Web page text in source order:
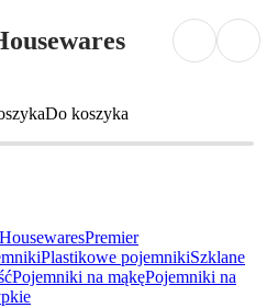
Do koszyka
Premier
Plastikowe pojemnikiSzklane
Pojemniki na mąkęPojemniki na